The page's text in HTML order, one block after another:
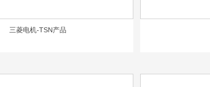
三菱电机-TSN产品